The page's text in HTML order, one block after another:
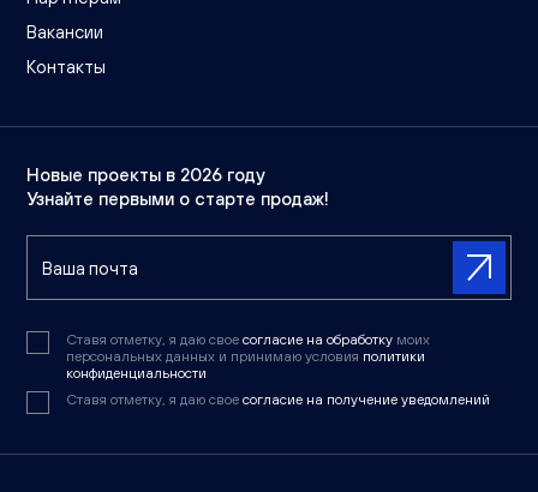
Вакансии
Контакты
Новые проекты в 2026 году
Узнайте первыми о старте продаж!
Ставя отметку, я даю свое согласие на обработку моих
персональных данных и принимаю условия политики
конфиденциальности
Ставя отметку, я даю свое согласие на получение уведомлений